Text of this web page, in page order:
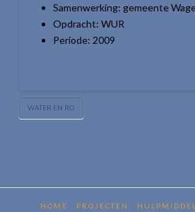
Samenwerking: gemeente
Opdracht: WUR
Periode: 2009
WATER EN RO
HOME PROJECTEN